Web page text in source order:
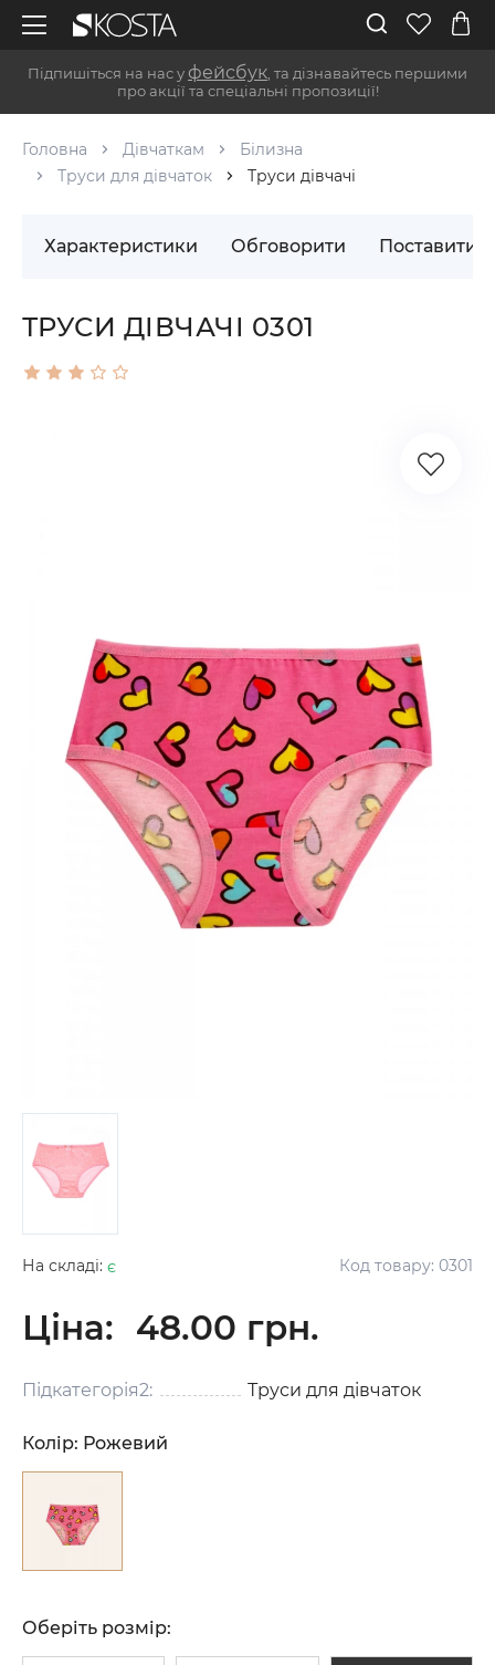
Підпишіться на нас у фейсбук , та дізнавайтесь першими
про акції та спеціальні пропозиції!
Головна Дівчаткам
Білизна
Труси для дівчаток
Труси дівчачі
Характеристики Обговорити Поставити
ТРУСИ ДІВЧАЧІ 0301
На складі: є Код товару: 0301
Ціна: 48.00 грн.
Підкатегорія2: Труси для дівчаток
Колір: Рожевий
Оберіть розмір: